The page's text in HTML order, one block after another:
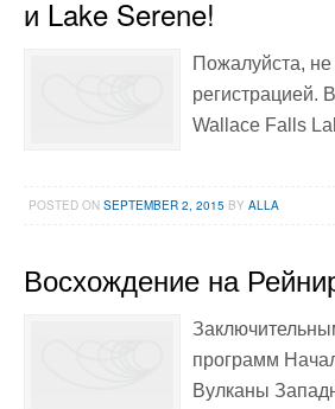
и Lake Serene!
Пожалуйста, не
регистрацией.
Wallace Falls
POSTED ONSEPTEMBER 2, 2015 BYALLA
Восхождение на
программ
Вулканы